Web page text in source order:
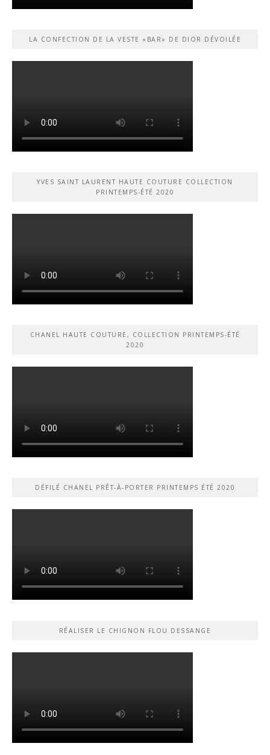
LA CONFECTION DE LA VESTE «BAR» DE DIOR DÉVOILÉE
YVES SAINT LAURENT HAUTE COUTURE COLLECTION
PRINTEMPS-ÉTÉ 2020
CHANEL HAUTE COUTURE, COLLECTION PRINTEMPS-ÉTÉ
2020
DÉFILÉ CHANEL PRÊT-À-PORTER PRINTEMPS ÉTÉ 2020
RÉALISER LE CHIGNON FLOU DESSANGE